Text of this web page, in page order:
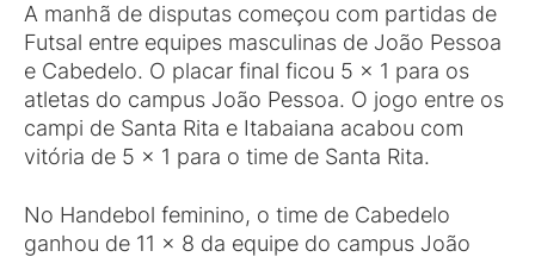
A manhã de disputas começou com partidas de
Futsal entre equipes masculinas de João Pessoa
e Cabedelo. O placar final ficou 5 x 1 para os
atletas do campus João Pessoa. O jogo entre os
campi de Santa Rita e Itabaiana acabou com
vitória de 5 x 1 para o time de Santa Rita.
No Handebol feminino, o time de Cabedelo
ganhou de 11 x 8 da equipe do campus João